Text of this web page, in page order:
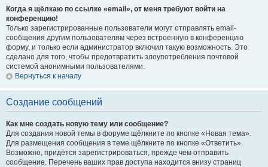
Когда я щёлкаю по ссылке «email», от меня требуют войти на
конференцию!
Только зарегистрированные пользователи могут отправлять email-
сообщения другим пользователям через встроенную в конференцию
форму, и только если администратор включил такую возможность. Это
сделано для того, чтобы предотвратить злоупотребления почтовой
системой анонимными пользователями.
Вернуться к началу
Создание сообщений
Как мне создать новую тему или сообщение?
Для создания новой темы в форуме щёлкните по кнопке «Новая тема».
Для размещения сообщения в теме щёлкните по кнопке «Ответить».
Возможно, придётся зарегистрироваться, прежде чем отправить
сообщение. Перечень ваших прав доступа находится внизу страниц